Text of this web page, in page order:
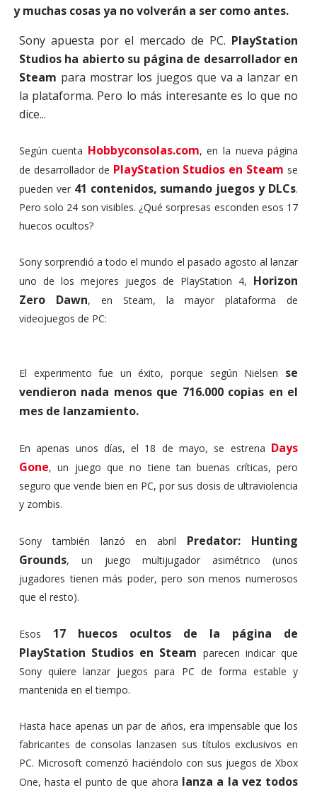
y muchas cosas ya no volverán a ser como antes.
Sony apuesta por el mercado de PC. PlayStation
Studios ha abierto su página de desarrollador en
Steam para mostrar los juegos que va a lanzar en
la plataforma. Pero lo más interesante es lo que no
dice...
Según cuenta Hobbyconsolas.com, en la nueva página
de desarrollador de PlayStation Studios en Steam se
pueden ver 41 contenidos, sumando juegos y DLCs.
Pero solo 24 son visibles. ¿Qué sorpresas esconden esos 17
huecos ocultos?
Sony sorprendió a todo el mundo el pasado agosto al lanzar
uno de los mejores juegos de PlayStation 4, Horizon
Zero Dawn, en Steam, la mayor plataforma de
videojuegos de PC:
El experimento fue un éxito, porque según Nielsen se
vendieron nada menos que 716.000 copias en el
mes de lanzamiento.
En apenas unos días, el 18 de mayo, se estrena Days
Gone, un juego que no tiene tan buenas críticas, pero
seguro que vende bien en PC, por sus dosis de ultraviolencia
y zombis.
Sony también lanzó en abril Predator: Hunting
Grounds, un juego multijugador asimétrico (unos
jugadores tienen más poder, pero son menos numerosos
que el resto).
Esos 17 huecos ocultos de la página de
PlayStation Studios en Steam parecen indicar que
Sony quiere lanzar juegos para PC de forma estable y
mantenida en el tiempo.
Hasta hace apenas un par de años, era impensable que los
fabricantes de consolas lanzasen sus títulos exclusivos en
PC. Microsoft comenzó haciéndolo con sus juegos de Xbox
One, hasta el punto de que ahora lanza a la vez todos